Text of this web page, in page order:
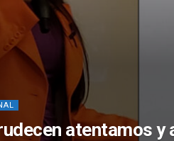
atentamos y